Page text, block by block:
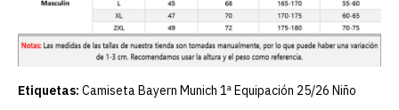
Etiquetas: Camiseta Bayern Munich 1ª Equipación 25/26 Niño